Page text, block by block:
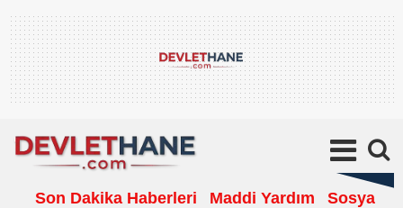
Son Dakika Haberleri Maddi Yardım Sosyal